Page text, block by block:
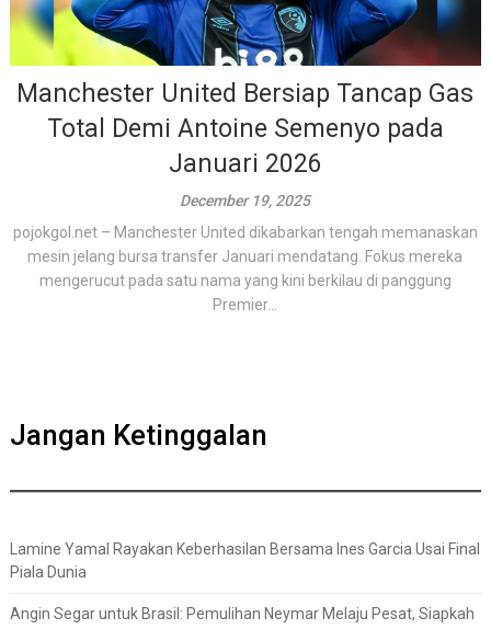
Manchester United Bersiap Tancap Gas
Total Demi Antoine Semenyo pada
Januari 2026
December 19, 2025
pojokgol.net – Manchester United dikabarkan tengah memanaskan
mesin jelang bursa transfer Januari mendatang. Fokus mereka
mengerucut pada satu nama yang kini berkilau di panggung
Premier...
Jangan Ketinggalan
Lamine Yamal Rayakan Keberhasilan Bersama Ines Garcia Usai Final
Piala Dunia
Angin Segar untuk Brasil: Pemulihan Neymar Melaju Pesat, Siapkah